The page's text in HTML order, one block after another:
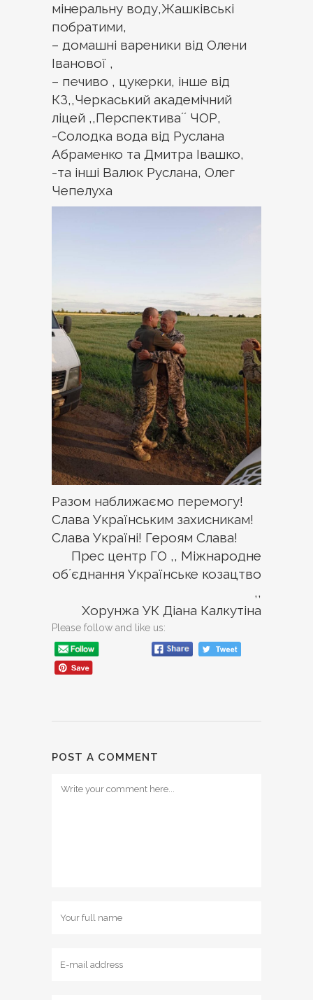
мінеральну воду,Жашківські
побратими,
– домашні вареники від Олени
Іванової ,
– печиво , цукерки, інше від
КЗ,,Черкаський академічний
ліцей ,,Перспективаʼʼ ЧОР,
-Солодка вода від Руслана
Абраменко та Дмитра Івашко,
-та інші Валюк Руслана, Олег
Чепелуха
Разом наближаємо перемогу!
Слава Українським захисникам!
Слава Україні! Героям Слава!
Прес центр ГО ,, Міжнародне
обʼєднання Українське козацтво
,,
Хорунжа УК Діана Калкутіна
Please follow and like us:
POST A COMMENT